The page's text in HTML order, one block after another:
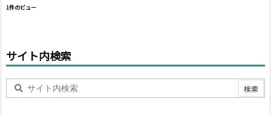
1件のビュー
サイト内検索